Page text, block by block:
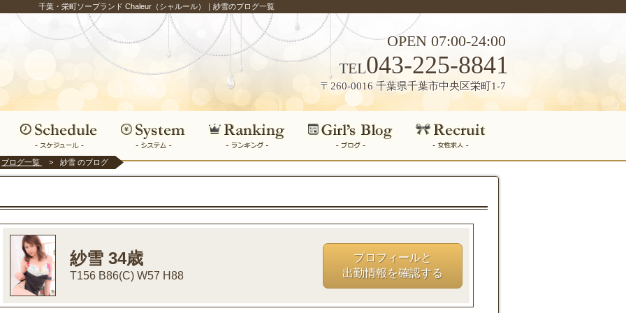
千葉・栄町ソープランド Chaleur（シャルール）｜紗雪のブログ一覧
OPEN 07:00-24:00
TEL043-225-8841
〒260-0016 千葉県千葉市中央区栄町1-7
ブログ一覧 紗雪 のブログ
紗雪 34歳
T156 B86(C) W57 H88
プロフィールと
出勤情報を確認する